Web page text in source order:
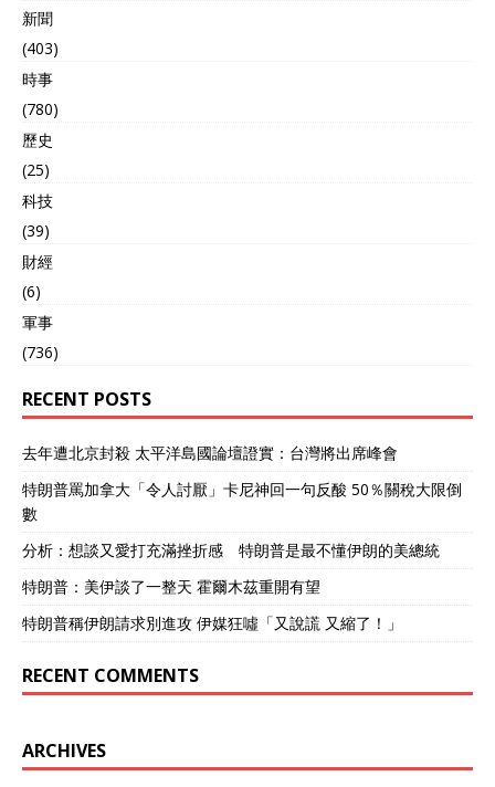
新聞
(403)
時事
(780)
歷史
(25)
科技
(39)
財經
(6)
軍事
(736)
RECENT POSTS
去年遭北京封殺 太平洋島國論壇證實：台灣將出席峰會
特朗普罵加拿大「令人討厭」卡尼神回一句反酸 50％關稅大限倒
數
分析：想談又愛打充滿挫折感 特朗普是最不懂伊朗的美總統
特朗普：美伊談了一整天 霍爾木茲重開有望
特朗普稱伊朗請求別進攻 伊媒狂噓「又說謊 又縮了！」
RECENT COMMENTS
ARCHIVES